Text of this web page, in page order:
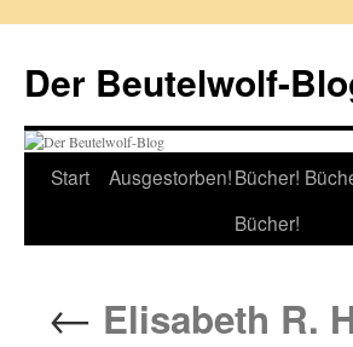
springen
Der Beutelwolf-
Start Ausgestorben!Bücher!
Bücher!
← Elisabeth R.